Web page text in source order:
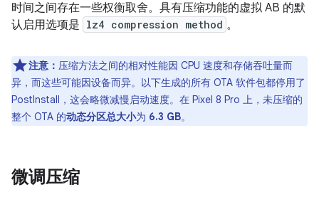
时间之间存在一些权衡取舍。具有压缩功能的虚拟 AB 的默
认启用选项是 lz4 compression method 。
注意： 压缩方法之间的相对性能因 CPU 速度和存储吞吐量而
异，而这些可能因设备而异。以下生成的所有 OTA 软件包都停用了
PostInstall，这会略微减慢启动速度。在 Pixel 8 Pro 上，未压缩的
整个 OTA 的动态分区总大小为 6.3 GB。
微调压缩